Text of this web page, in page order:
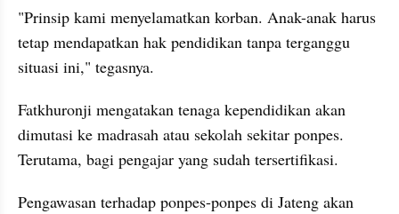
"Prinsip kami menyelamatkan korban. Anak-anak harus
tetap mendapatkan hak pendidikan tanpa terganggu
situasi ini," tegasnya.
Fatkhuronji mengatakan tenaga kependidikan akan
dimutasi ke madrasah atau sekolah sekitar ponpes.
Terutama, bagi pengajar yang sudah tersertifikasi.
Pengawasan terhadap ponpes-ponpes di Jateng akan